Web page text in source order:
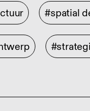
#spatial